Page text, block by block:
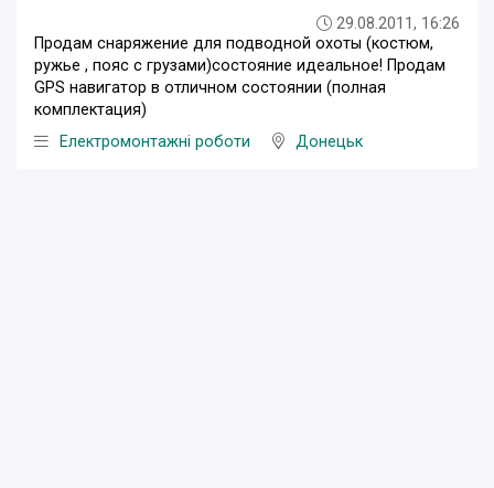
29.08.2011, 16:26
Продам снаряжение для подводной охоты (костюм,
ружье , пояс с грузами)состояние идеальное! Продам
GPS навигатор в отличном состоянии (полная
комплектация)
Електромонтажні роботи
Донецьк